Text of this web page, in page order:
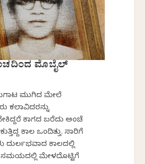
ಮೊಬೈಲ್
ಮುಗಿದ ಮೇಲೆ
ಕಲಾವಿದರನ್ನು
ಕಾಗದ ಬರೆದು ಅಂಚೆ
ಕಾಲ ಒಂದಿತ್ತು. ಸಾರಿಗೆ
ದುರ್ಲಭವಾದ ಕಾಲದಲ್ಲಿ
ಸಮಯದಲ್ಲಿ ಮೇಳದೊಟ್ಟಿಗೆ